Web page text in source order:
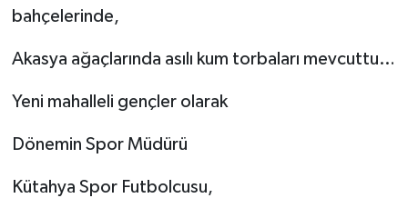
bahçelerinde,
Akasya ağaçlarında asılı kum torbaları mevcuttu…
Yeni mahalleli gençler olarak
Dönemin Spor Müdürü
Kütahya Spor Futbolcusu,